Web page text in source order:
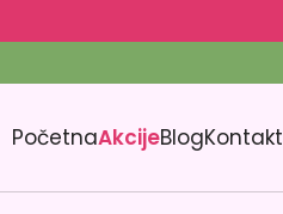
PočetnaAkcijeBlogKontakt